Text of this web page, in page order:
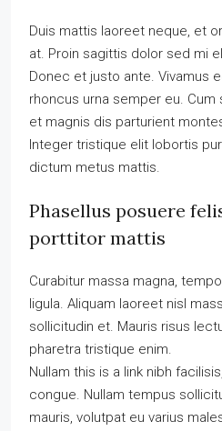
Duis mattis laoreet neque, et
at. Proin sagittis dolor sed mi
Donec et justo ante. Vivamus
rhoncus urna semper eu.
et magnis dis parturient
Integer tristique elit lobortis
dictum metus mattis.
Phasellus posuere
porttitor mattis
Curabitur massa magna,
ligula. Aliquam laoreet nisl
sollicitudin et. Mauris risus
pharetra tristique enim.
Nullam this is a link nibh
congue. Nullam tempus
mauris, volutpat eu varius